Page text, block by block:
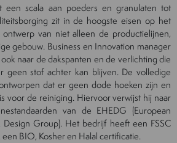
een scala aan poeders en granulaten tot
zit in de hoogste eisen op het
van niet alleen de productielijnen,
gebouw. Business en Innovation manager
naar de dakspanten en de verlichting die
geen stof achter kan blijven. De volledige
dat er geen dode hoeken zijn en
voor de reiniging. Hiervoor verwijst hij naar
van de EHEDG (European
Group). Het bedrijf heeft een FSSC
BIO, Kosher en Halal certificatie.